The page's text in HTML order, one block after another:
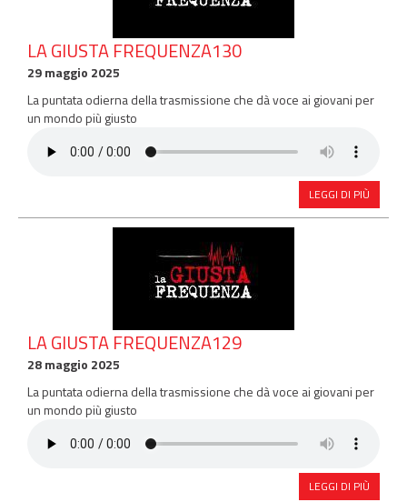
LA GIUSTA FREQUENZA130
29 maggio 2025
La puntata odierna della trasmissione che dà voce ai giovani per
un mondo più giusto
LEGGI DI PIÙ
LA GIUSTA FREQUENZA129
28 maggio 2025
La puntata odierna della trasmissione che dà voce ai giovani per
un mondo più giusto
LEGGI DI PIÙ